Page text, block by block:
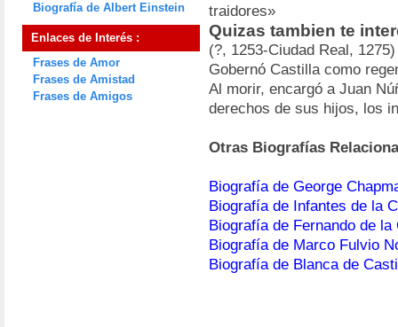
Biografía de Albert Einstein
Enlaces de Interés :
Frases de Amor
Frases de Amistad
Frases de Amigos
traidores»
Quizas tambien te
(?, 1253-Ciudad Real,
Gobernó Castilla como
Al morir, encargó a Juan
derechos de sus hijos, los
Otras Biografías
Biografía de George
Biografía de Infantes de la
Biografía de Fernando de la
Biografía de Marco Fulvio
Biografía de Blanca de